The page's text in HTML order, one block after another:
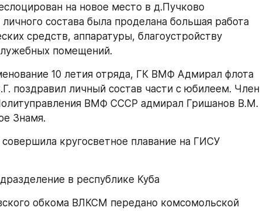
на новое место в д.Пучково
состава была проделана большая работа
средств, аппаратуры, благоустройству
помещений.
10 летия отряда, ГК ВМФ Адмирал флота
поздравил личный состав части с юбилеем. Член
ВМФ СССР адмирал Гришанов В.М.
Знамя.
совершила кругосветное плавание на ГИСУ
в республике Куба
обкома ВЛКСМ передано комсомольской